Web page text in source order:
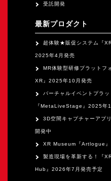
受託開発
最新プロダクト
超体験★販促システム『
2025年4月発売
MR体験型研修プラット
XR』2025年10月発売
バーチャルイベントプラッ
『MetaLiveStage』2025年
3D空間キャプチャーアプ
開発中
XR Museum『Artlogue』
製造現場を革新する！『
Hub』2026年7月発売予定